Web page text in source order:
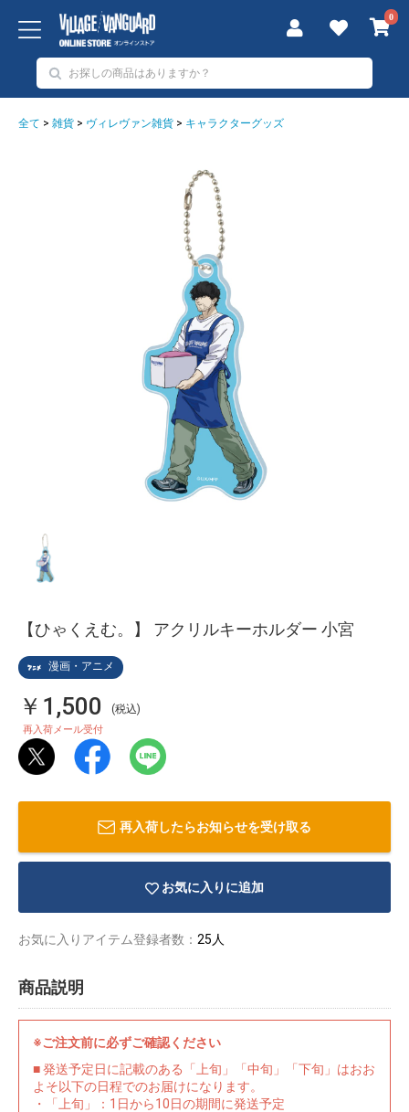
0
全て > 雑貨 > ヴィレヴァン雑貨 > キャラクターグッズ
漫画・アニメ
【ひゃくえむ。】 アクリルキーホルダー 小宮
￥1,500 (税込)
再入荷メール受付
再入荷したらお知らせを受け取る
お気に入りに追加
お気に入りアイテム登録者数： 25人
商品説明
※ご注文前に必ずご確認ください
■ 発送予定日に記載のある「上旬」「中旬」「下旬」はおお
よそ以下の日程でのお届けになります。
・「上旬」：1日から10日の期間に発送予定